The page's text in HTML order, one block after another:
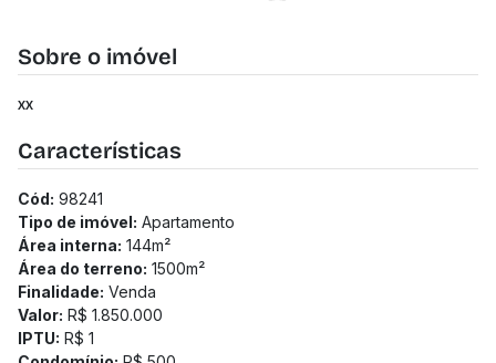
Sobre o imóvel
xx
Características
Cód: 98241
Tipo de imóvel: Apartamento
Área interna: 144m²
Área do terreno: 1500m²
Finalidade: Venda
Valor: R$ 1.850.000
IPTU: R$ 1